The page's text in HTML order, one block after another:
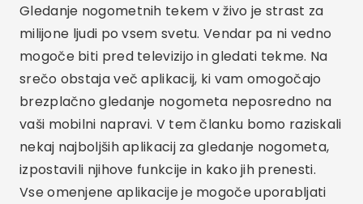
Gledanje nogometnih tekem v živo je strast za
milijone ljudi po vsem svetu. Vendar pa ni vedno
mogoče biti pred televizijo in gledati tekme. Na
srečo obstaja več aplikacij, ki vam omogočajo
brezplačno gledanje nogometa neposredno na
vaši mobilni napravi. V tem članku bomo raziskali
nekaj najboljših aplikacij za gledanje nogometa,
izpostavili njihove funkcije in kako jih prenesti.
Vse omenjene aplikacije je mogoče uporabljati